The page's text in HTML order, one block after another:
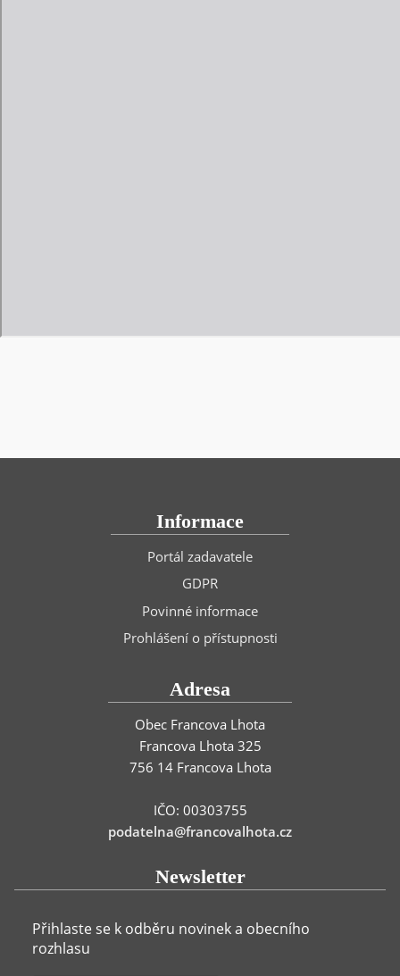
Informace
Portál zadavatele
GDPR
Povinné informace
Prohlášení o přístupnosti
Adresa
Obec Francova Lhota
Francova Lhota 325
756 14 Francova Lhota
IČO: 00303755
podatelna@francovalhota.cz
Newsletter
Přihlaste se k odběru novinek a obecního
rozhlasu